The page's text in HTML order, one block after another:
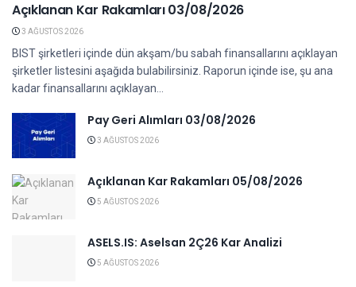
Açıklanan Kar Rakamları 03/08/2026
3 AĞUSTOS 2026
BIST şirketleri içinde dün akşam/bu sabah finansallarını açıklayan
şirketler listesini aşağıda bulabilirsiniz. Raporun içinde ise, şu ana
kadar finansallarını açıklayan...
Pay Geri Alımları 03/08/2026
3 AĞUSTOS 2026
Açıklanan Kar Rakamları 05/08/2026
5 AĞUSTOS 2026
ASELS.IS: Aselsan 2Ç26 Kar Analizi
5 AĞUSTOS 2026